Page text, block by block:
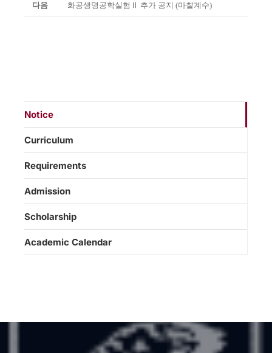
다음 화공생명공학실험Ⅱ 추가 공지 (마찰계수)
Notice
Curriculum
Requirements
Admission
Scholarship
Academic Calendar